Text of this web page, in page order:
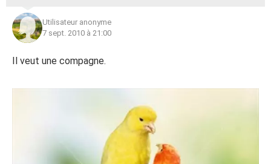
Utilisateur anonyme
7 sept. 2010 à 21:00
Il veut une compagne.